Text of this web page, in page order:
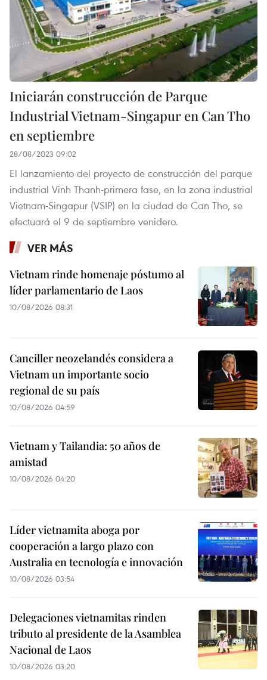
Iniciarán construcción de Parque
Industrial Vietnam-Singapur en Can Tho
en septiembre
28/08/2023 09:02
El lanzamiento del proyecto de construcción del parque
industrial Vinh Thanh-primera fase, en la zona industrial
Vietnam-Singapur (VSIP) en la ciudad de Can Tho, se
efectuará el 9 de septiembre venidero.
VER MÁS
Vietnam rinde homenaje póstumo al
líder parlamentario de Laos
10/08/2026 08:31
Canciller neozelandés considera a
Vietnam un importante socio
regional de su país
10/08/2026 04:59
Vietnam y Tailandia: 50 años de
amistad
10/08/2026 04:20
Líder vietnamita aboga por
cooperación a largo plazo con
Australia en tecnología e innovación
10/08/2026 03:54
Delegaciones vietnamitas rinden
tributo al presidente de la Asamblea
Nacional de Laos
10/08/2026 03:20